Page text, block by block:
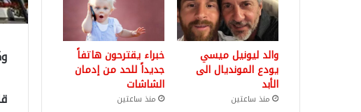
والد ليونيل ميسي
يودع المونديال الى
الأبد
منذ ساعتين
خبراء يقترحون هاتفاً
جديداً للحد من إدمان
الشاشات
منذ ساعتين